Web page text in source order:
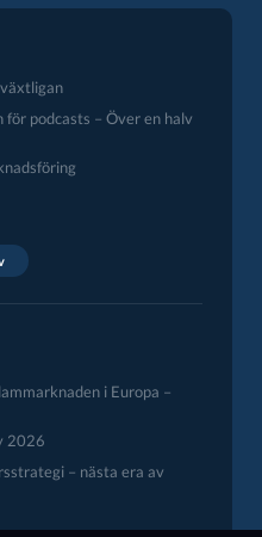
podcasts – Över en halv
i Europa –
2026
– nästa era av